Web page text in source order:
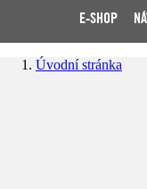
E-SHOP
Úvodní stránka